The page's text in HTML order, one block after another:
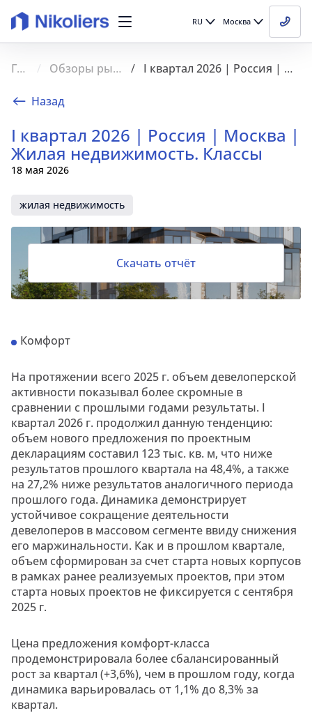
RU Москва
Главная Обзоры рынка недвижимости I квартал 2026 | Россия | Москва | Жилая недвижимость. Классы
Назад
I квартал 2026 | Россия | Москва |
Жилая недвижимость. Классы
18 мая 2026
жилая недвижимость
Скачать отчёт
Комфорт
На протяжении всего 2025 г. объем девелоперской
активности показывал более скромные в
сравнении с прошлыми годами результаты. I
квартал 2026 г. продолжил данную тенденцию:
объем нового предложения по проектным
декларациям составил 123 тыс. кв. м, что ниже
результатов прошлого квартала на 48,4%, а также
на 27,2% ниже результатов аналогичного периода
прошлого года. Динамика демонстрирует
устойчивое сокращение деятельности
девелоперов в массовом сегменте ввиду снижения
его маржинальности. Как и в прошлом квартале,
объем сформирован за счет старта новых корпусов
в рамках ранее реализуемых проектов, при этом
старта новых проектов не фиксируется с сентября
2025 г.
Цена предложения комфорт-класса
продемонстрировала более сбалансированный
рост за квартал (+3,6%), чем в прошлом году, когда
динамика варьировалась от 1,1% до 8,3% за
квартал.